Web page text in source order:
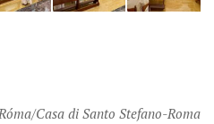
Casa di Santo Stefano-Roma